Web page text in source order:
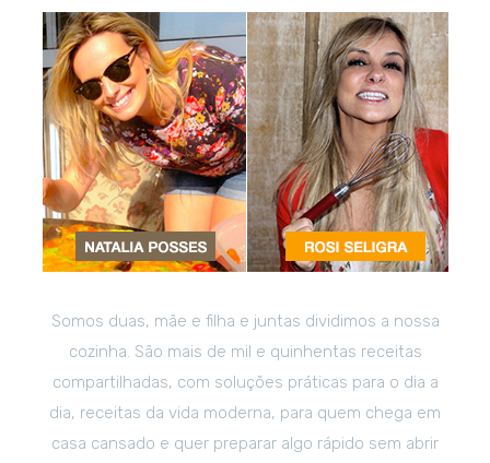
Somos duas, mãe e filha e juntas dividimos a nossa
cozinha. São mais de mil e quinhentas receitas
compartilhadas, com soluções práticas para o dia a
dia, receitas da vida moderna, para quem chega em
casa cansado e quer preparar algo rápido sem abrir